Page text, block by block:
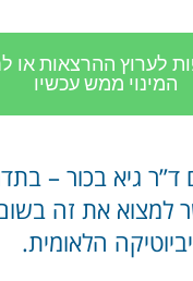
לערוץ ההרצאות או
המינוי ממש עכשיו
גיא בכור –
למצוא את זה
הלאומית.